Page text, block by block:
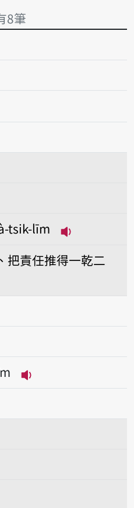
8筆
放音讀khián-tsik
tsik-līm
把責任推得一乾二
播放音讀tsik-jīm/